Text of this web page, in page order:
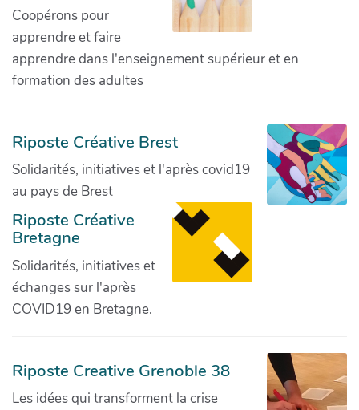
Coopérons pour
apprendre et faire
apprendre dans l'enseignement supérieur et en
formation des adultes
Riposte Créative Brest
Solidarités, initiatives et l'après covid19
au pays de Brest
Riposte Créative
Bretagne
Solidarités, initiatives et
échanges sur l'après
COVID19 en Bretagne.
Riposte Creative Grenoble 38
Les idées qui transforment la crise